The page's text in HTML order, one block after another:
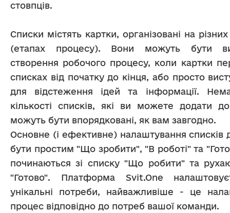
стовпців.
Списки містять картки, організовані на
(етапах процесу). Вони можуть бути
створення робочого процесу, коли картки
списках від початку до кінця, або просто
для відстеження ідей та інформації.
кількості списків, які ви можете додати
можуть бути впорядковані, як вам завгодно.
Основне (і ефективне) налаштування
бути простим "Що зробити", "В роботі" та
починаються зі списку "Що робити" та
"Готово". Платформа Svit.One
унікальні потреби, найважливіше - це
процес відповідно до потреб вашої команди.